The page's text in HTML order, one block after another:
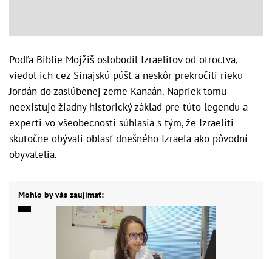
Podľa Biblie Mojžiš oslobodil Izraelitov od otroctva,
viedol ich cez Sinajskú púšť a neskôr prekročili rieku
Jordán do zasľúbenej zeme Kanaán. Napriek tomu
neexistuje žiadny historický základ pre túto legendu a
experti vo všeobecnosti súhlasia s tým, že Izraeliti
skutočne obývali oblasť dnešného Izraela ako pôvodní
obyvatelia.
Mohlo by vás zaujímať: